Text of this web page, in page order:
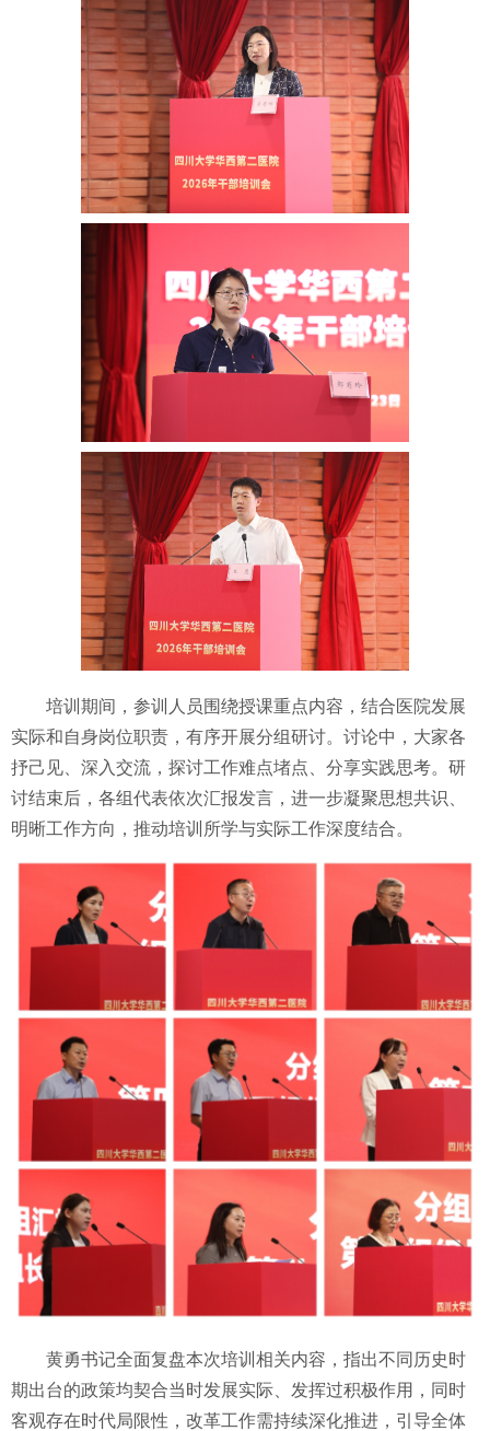
培训期间，参训人员围绕授课重点内容，结合医院发展
实际和自身岗位职责，有序开展分组研讨。讨论中，大家各
抒己见、深入交流，探讨工作难点堵点、分享实践思考。研
讨结束后，各组代表依次汇报发言，进一步凝聚思想共识、
明晰工作方向，推动培训所学与实际工作深度结合。
黄勇书记全面复盘本次培训相关内容，指出不同历史时
期出台的政策均契合当时发展实际、发挥过积极作用，同时
客观存在时代局限性，改革工作需持续深化推进，引导全体